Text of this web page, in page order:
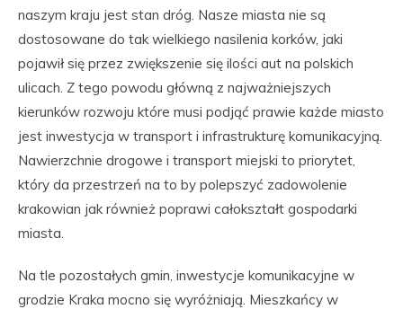
naszym kraju jest stan dróg. Nasze miasta nie są
dostosowane do tak wielkiego nasilenia korków, jaki
pojawił się przez zwiększenie się ilości aut na polskich
ulicach. Z tego powodu główną z najważniejszych
kierunków rozwoju które musi podjąć prawie każde miasto
jest inwestycja w transport i infrastrukturę komunikacyjną.
Nawierzchnie drogowe i transport miejski to priorytet,
który da przestrzeń na to by polepszyć zadowolenie
krakowian jak również poprawi całokształt gospodarki
miasta.
Na tle pozostałych gmin, inwestycje komunikacyjne w
grodzie Kraka mocno się wyróżniają. Mieszkańcy w